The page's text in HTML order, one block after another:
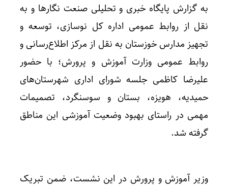
به گزارش پایگاه خبری و تحلیلی صنعت نگارها و به
نقل از روابط عمومی اداره کل نوسازی، توسعه و
تجهیز مدارس خوزستان به نقل از مرکز اطلاع‌رسانی و
روابط عمومی وزارت آموزش و پرورش؛ با حضور
علیرضا کاظمی جلسه شورای اداری شهرستان‌های
حمیدیه، هویزه، بستان و سوسنگرد، تصمیمات
مهمی در راستای بهبود وضعیت آموزشی این مناطق
گرفته شد.
وزیر آموزش و پرورش در این نشست، ضمن تبریک